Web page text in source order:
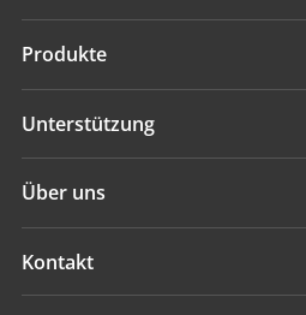
Vermessung und Ingenieurwesen
Hydrographie
GNSS-Ortungsdienste
Produkte
Vermessung und Ingenieurwesen
Hydrographie
Unterstützung
Über uns
Übersicht
Kontakt